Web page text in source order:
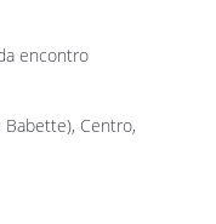
encontro
Centro,